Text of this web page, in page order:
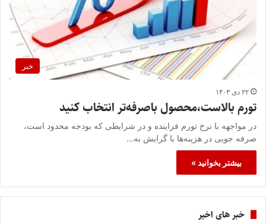
خبر
۲۲ دی ۱۴۰۳
تورم بالاست،محصول باصرفه‌تر انتخاب کنید
در مواجهه با نرخ تورم فزاینده و در شرایطی که بودجه محدود است،
صرفه جویی در هزینه‌ها با گرایش به…
بیشتر بخوانید »
خبر های اخیر